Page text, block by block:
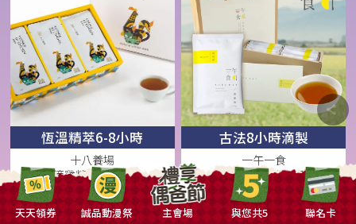
恆溫精萃6-8小時
十八養場
滴雞精禮盒10入
$1,600特價$1,440
古法8小時滴製
一午一食
臻純粹滴雞精10入
$1,880特價$1,280